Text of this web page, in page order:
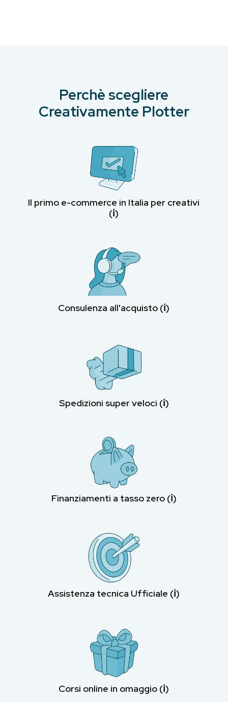
Perchè scegliere
Creativamente Plotter
Il primo e-commerce in Italia per creativi
(ℹ︎)
Consulenza all'acquisto (ℹ︎)
Spedizioni super veloci (ℹ︎)
Finanziamenti a tasso zero (ℹ︎)
Assistenza tecnica Ufficiale (ℹ︎)
Corsi online in omaggio (ℹ︎)